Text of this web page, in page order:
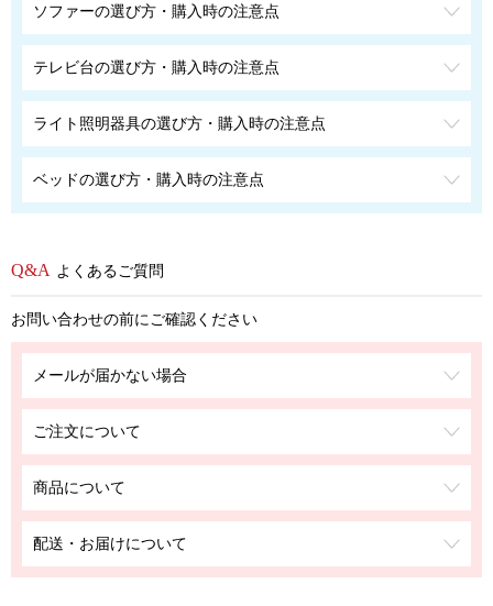
ソファーの選び方・購入時の注意点
テレビ台の選び方・購入時の注意点
ライト照明器具の選び方・購入時の注意点
ベッドの選び方・購入時の注意点
よくあるご質問
お問い合わせの前にご確認ください
メールが届かない場合
ご注文について
商品について
配送・お届けについて